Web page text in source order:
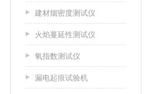
建材烟密度测试仪
火焰蔓延性测试仪
氧指数测试仪
漏电起痕试验机